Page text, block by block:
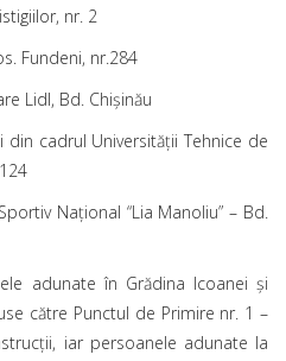
nr. 2
nr.284
Bd. Chișinău
Universității Tehnice de
Național “Lia Manoliu” – Bd.
adunate în Grădina Icoanei și
către Punctul de Primire nr. 1 –
iar persoanele adunate la